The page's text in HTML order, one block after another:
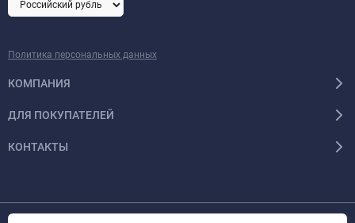
Политика персональных данных
КОМПАНИЯ
ДЛЯ ПОКУПАТЕЛЕЙ
КОНТАКТЫ